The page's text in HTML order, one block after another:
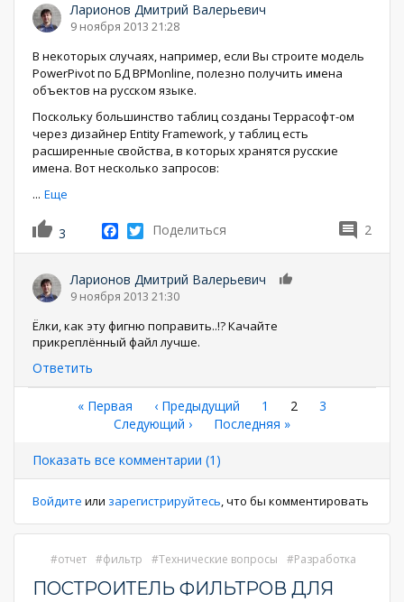
Ларионов Дмитрий Валерьевич
9 ноября 2013 21:28
В некоторых случаях, например, если Вы строите модель
PowerPivot по БД BPMonline, полезно получить имена
объектов на русском языке.
Поскольку большинство таблиц созданы Террасофт-ом
через дизайнер Entity Framework, у таблиц есть
расширенные свойства, в которых хранятся русские
имена. Вот несколько запросов:
... Еще
3 Facebook
Twitter
Поделиться 2
Ларионов Дмитрий Валерьевич
9 ноября 2013 21:30
Ёлки, как эту фигню поправить..!? Качайте
прикреплённый файл лучше.
Ответить
Нумерация
страниц
Первая
страница
« Первая ←
‹ Предыдущий Страница
1
Текущая
2 Страница
3
Следующая
Следующий ›
Последняя
Последняя »
Показать все комментарии (1)
Войдите или зарегистрируйтесь, что бы комментировать
отчет фильтр Технические вопросы Разработка
ПОСТРОИТЕЛЬ ФИЛЬТРОВ ДЛЯ